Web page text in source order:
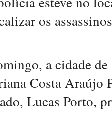
os
a cidade
Costa Araújo
Lucas Porto,